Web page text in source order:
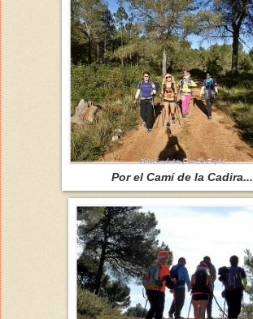
Por el Camí de la Cadira...